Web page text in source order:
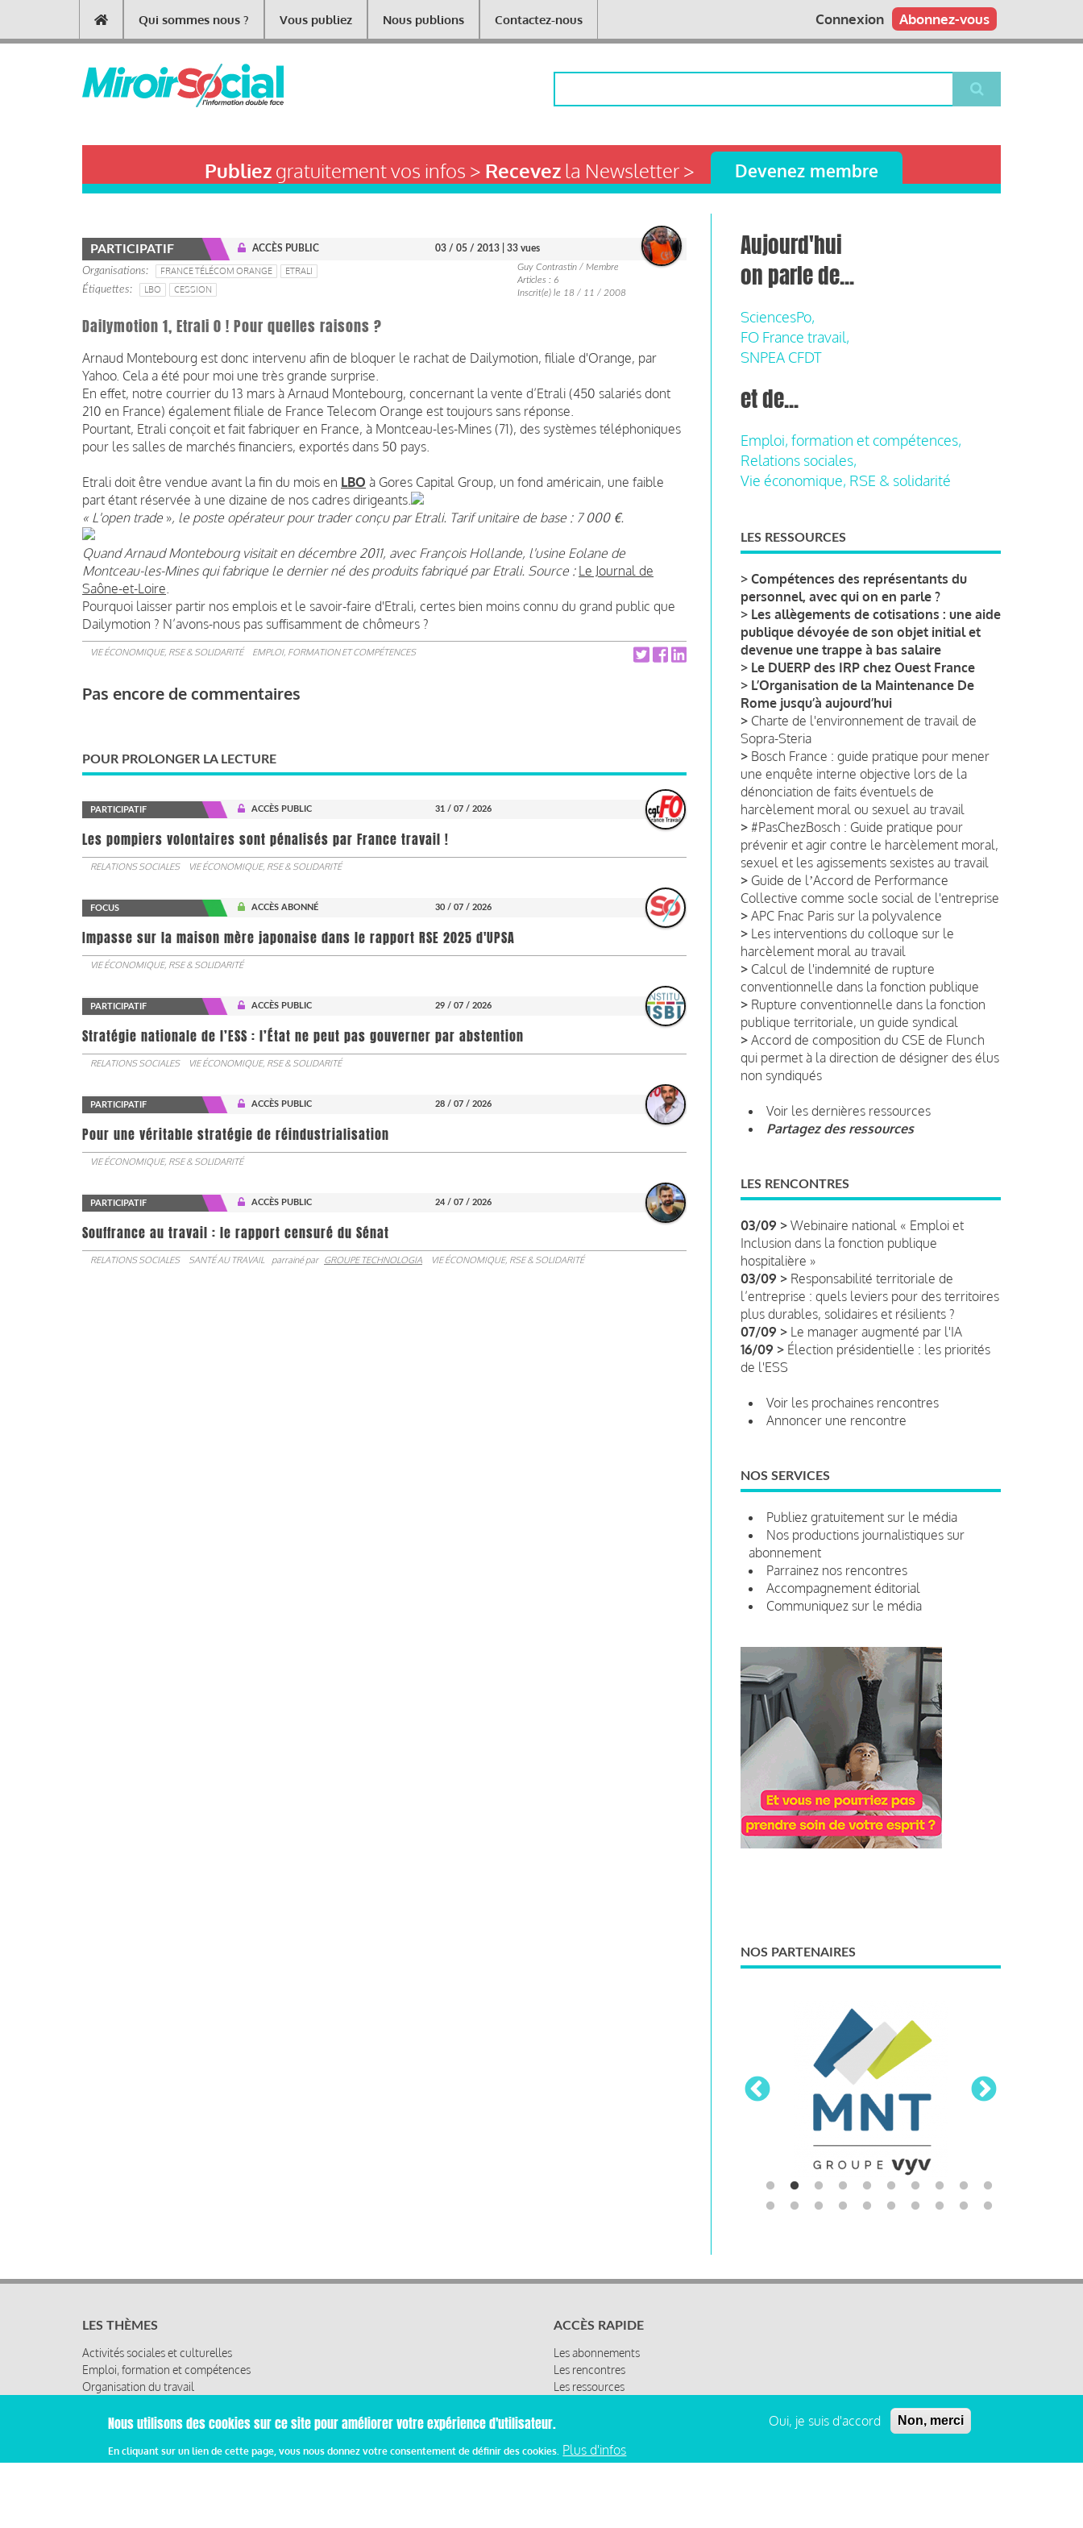
contenu
Main
navigation
Qui sommes nous ? Vous publiez Nous publions Contactez-nous Abonnez-vous
Connexion
Publiezgratuitement vos infos > Recevezla Newsletter > Devenez membre
PARTICIPATIF ACCÈS PUBLIC 03 / 05 / 2013 | 33 vues
Organisations FRANCE TÉLÉCOM ORANGE
ETRALI
Étiquettes
LBO CESSION
Guy Contrastin / Membre
Articles : 6
Inscrit(e) le 18 / 11 / 2008
Dailymotion 1, Etrali 0 ! Pour quelles raisons ?
Arnaud Montebourg est donc intervenu afin de bloquer le rachat de Dailymotion, filiale d'Orange, par
Yahoo. Cela a été pour moi une très grande surprise.
En effet, notre courrier du 13 mars à Arnaud Montebourg, concernant la vente d’Etrali (450 salariés dont
210 en France) également filiale de France Telecom Orange est toujours sans réponse.
Pourtant, Etrali conçoit et fait fabriquer en France, à Montceau-les-Mines (71), des systèmes téléphoniques
pour les salles de marchés financiers, exportés dans 50 pays.
Etrali doit être vendue avant la fin du mois en LBO à Gores Capital Group, un fond américain, une faible
part étant réservée à une dizaine de nos cadres dirigeants.
« L'open trade », le poste opérateur pour trader conçu par Etrali. Tarif unitaire de base : 7 000 €.
Quand Arnaud Montebourg visitait en décembre 2011, avec François Hollande, l'usine Eolane de
Montceau-les-Mines qui fabrique le dernier né des produits fabriqué par Etrali. Source : Le Journal de
Saône-et-Loire
Pourquoi laisser partir nos emplois et le savoir-faire d'Etrali, certes bien moins connu du grand public que
Dailymotion ? N’avons-nous pas suffisamment de chômeurs ?
VIE ÉCONOMIQUE, RSE & SOLIDARITÉ EMPLOI, FORMATION ET COMPÉTENCES
Pas encore de commentaires
POUR PROLONGER LA LECTURE
PARTICIPATIF ACCÈS PUBLIC 31 / 07 / 2026
Les pompiers volontaires sont pénalisés par France travail !
RELATIONS SOCIALES VIE ÉCONOMIQUE, RSE & SOLIDARITÉ
FOCUS ACCÈS ABONNÉ 30 / 07 / 2026
Impasse sur la maison mère japonaise dans le rapport RSE 2025 d'UPSA
VIE ÉCONOMIQUE, RSE & SOLIDARITÉ
PARTICIPATIF ACCÈS PUBLIC 29 / 07 / 2026
Stratégie nationale de l’ESS : l’État ne peut pas gouverner par abstention
RELATIONS SOCIALES VIE ÉCONOMIQUE, RSE & SOLIDARITÉ
PARTICIPATIF ACCÈS PUBLIC 28 / 07 / 2026
Pour une véritable stratégie de réindustrialisation
VIE ÉCONOMIQUE, RSE & SOLIDARITÉ
PARTICIPATIF ACCÈS PUBLIC 24 / 07 / 2026
Souffrance au travail : le rapport censuré du Sénat
RELATIONS SOCIALES SANTÉ AU TRAVAIL parrainé par GROUPE TECHNOLOGIA VIE ÉCONOMIQUE, RSE & SOLIDARITÉ
Aujourd'hui
on parle de...
SciencesPo,
FO France travail,
SNPEA CFDT
et de...
Emploi, formation et compétences,
Relations sociales,
Vie économique, RSE & solidarité
LES RESSOURCES
> Compétences des représentants du
personnel, avec qui on en parle ?
> Les allègements de cotisations : une aide
publique dévoyée de son objet initial et
devenue une trappe à bas salaire
> Le DUERP des IRP chez Ouest France
> L’Organisation de la Maintenance De
Rome jusqu’à aujourd’hui
> Charte de l'environnement de travail de
Sopra-Steria
> Bosch France : guide pratique pour mener
une enquête interne objective lors de la
dénonciation de faits éventuels de
harcèlement moral ou sexuel au travail
> #PasChezBosch : Guide pratique pour
prévenir et agir contre le harcèlement moral,
sexuel et les agissements sexistes au travail
> Guide de lʼAccord de Performance
Collective comme socle social de l'entreprise
> APC Fnac Paris sur la polyvalence
> Les interventions du colloque sur le
harcèlement moral au travail
> Calcul de l'indemnité de rupture
conventionnelle dans la fonction publique
> Rupture conventionnelle dans la fonction
publique territoriale, un guide syndical
> Accord de composition du CSE de Flunch
qui permet à la direction de désigner des élus
non syndiqués
Voir les dernières ressources
Partagez des ressources
LES RENCONTRES
03/09 > Webinaire national « Emploi et
Inclusion dans la fonction publique
hospitalière »
03/09 > Responsabilité territoriale de
l’entreprise : quels leviers pour des territoires
plus durables, solidaires et résilients ?
07/09 > Le manager augmenté par l'IA
16/09 > Élection présidentielle : les priorités
de l'ESS
Voir les prochaines rencontres
Annoncer une rencontre
NOS SERVICES
Publiez gratuitement sur le média
Nos productions journalistiques sur
abonnement
Parrainez nos rencontres
Accompagnement éditorial
Communiquez sur le média
NOS PARTENAIRES
LES THÈMES
Activités sociales et culturelles
Emploi, formation et compétences
Organisation du travail
Relations sociales
Santé au travail
ACCÈS RAPIDE
Les abonnements
Les rencontres
Les ressources
Nous utilisons des cookies sur ce site pour améliorer votre expérience d'utilisateur.
En cliquant sur un lien de cette page, vous nous donnez votre consentement de définir des cookies. Plus d'infos
Oui, je suis d'accord Non, merci